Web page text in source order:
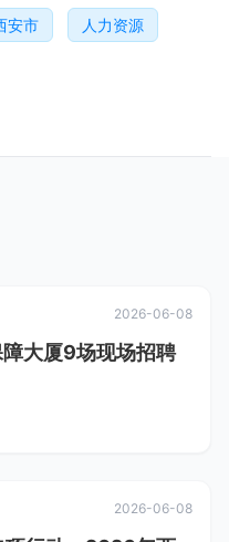
安市 人力资源
2026-06-08
大厦9场现场招聘
2026-06-08